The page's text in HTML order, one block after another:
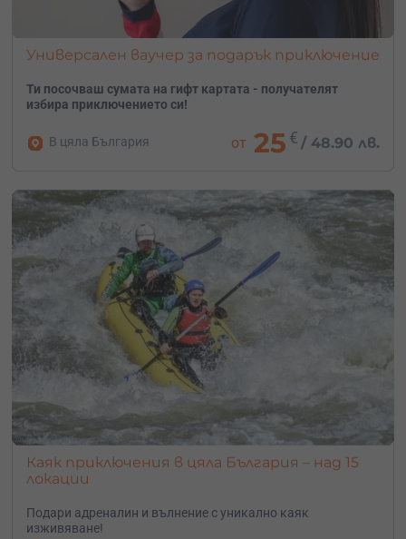
приключение и развлечение!
Универсален ваучер за подарък приключение
Ти посочваш сумата на гифт картата - получателят
избира приключението си!
В цяла България от 25 € / 48.90 лв.
Каяк приключения в цяла България – над 15
локации
Подари адреналин и вълнение с уникално каяк
изживяване!